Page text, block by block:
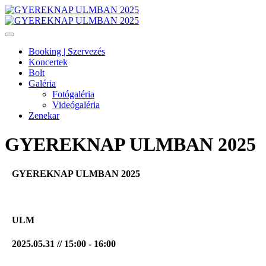
Booking | Szervezés
Koncertek
Bolt
Galéria
Fotógaléria
Videógaléria
Zenekar
GYEREKNAP ULMBAN 2025
GYEREKNAP ULMBAN 2025
ULM
2025.05.31 // 15:00 - 16:00